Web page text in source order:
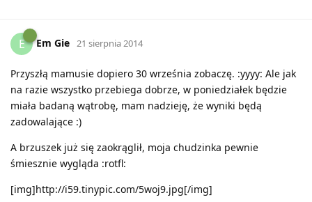
E Em Gie 21 sierpnia 2014
Przyszłą mamusie dopiero 30 września zobaczę. :yyyy: Ale jak
na razie wszystko przebiega dobrze, w poniedziałek będzie
miała badaną wątrobę, mam nadzieję, że wyniki będą
zadowalające :)
A brzuszek już się zaokrąglił, moja chudzinka pewnie
śmiesznie wygląda :rotfl:
[img]http://i59.tinypic.com/5woj9.jpg[/img]